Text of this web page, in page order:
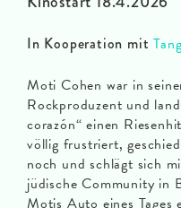
In Kooperation mit
Moti Cohen war in
Rockproduzent und
corazón“ einen
völlig frustriert,
noch und schlägt sich
jüdische Community in